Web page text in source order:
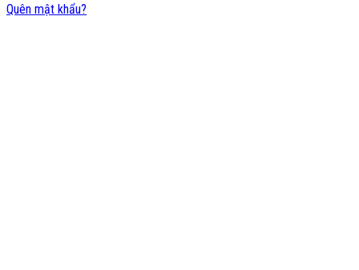
Quên mật khẩu?